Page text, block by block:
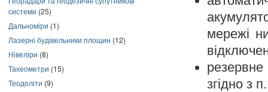
системи (25)
Дальноміри (1)
Лазерні будівельники площин (12)
Нівеліри (8)
Тахеометри (15)
Теодоліти (9)
мережі
згідно з